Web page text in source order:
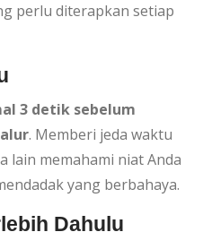
perlu diterapkan setiap
3 detik sebelum
. Memberi jeda waktu
lain memahami niat Anda
yang berbahaya.
Dahulu